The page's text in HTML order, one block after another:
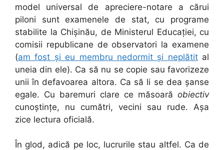
model universal de apreciere-notare a cărui
piloni sunt examenele de stat, cu programe
stabilite la Chișinău, de Ministerul Educației, cu
comisii republicane de observatori la examene
(am fost și eu membru nedormit și neplătital
uneia din ele). Ca să nu se copie sau favorizeze
unii în defavoarea altora. Ca să li se dea șanse
egale. Cu baremuri clare ce măsoară obiectiv
cunoștințe, nu cumătri, vecini sau rude. Așa
zice lectura oficială.
În glod, adică pe loc, lucrurile stau altfel. Ca de